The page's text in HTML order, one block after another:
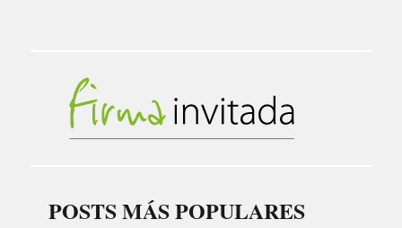
POSTS MÁS POPULARES